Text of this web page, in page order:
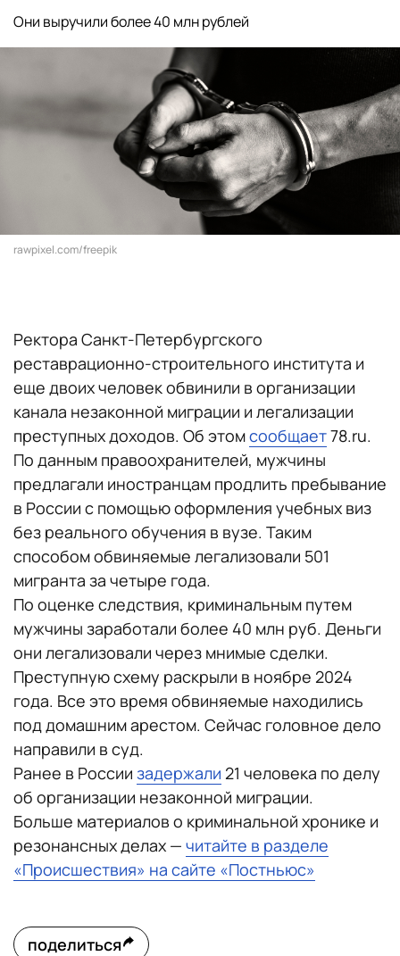
Они выручили более 40 млн рублей
rawpixel.com/freepik
Ректора Санкт-Петербургского
реставрационно-строительного института и
еще двоих человек обвинили в организации
канала незаконной миграции и легализации
преступных доходов. Об этомсообщает78.ru.
По данным правоохранителей, мужчины
предлагали иностранцам продлить пребывание
в России с помощью оформления учебных виз
без реального обучения в вузе. Таким
способом обвиняемые легализовали 501
мигранта за четыре года.
По оценке следствия, криминальным путем
мужчины заработали более 40 млн руб. Деньги
они легализовали через мнимые сделки.
Преступную схему раскрыли в ноябре 2024
года. Все это время обвиняемые находились
под домашним арестом. Сейчас головное дело
направили в суд.
Ранее в России задержали 21 человека по делу
об организации незаконной миграции.
Больше материалов о криминальной хронике и
резонансных делах — читайте в разделе
«Происшествия» на сайте «Постньюс»
поделиться